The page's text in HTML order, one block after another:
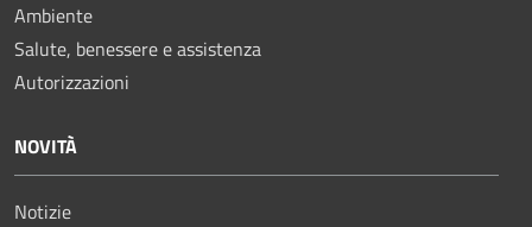
Ambiente
Salute, benessere e assistenza
Autorizzazioni
NOVITÀ
Notizie